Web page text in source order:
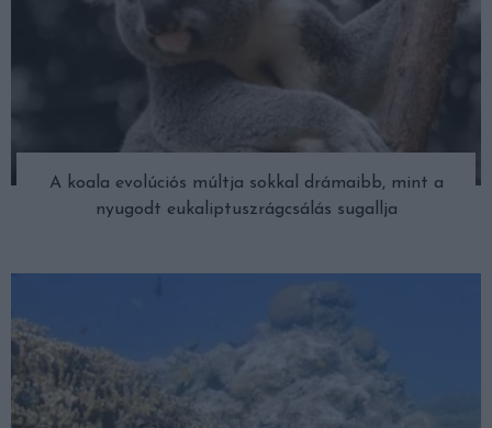
A koala evolúciós múltja sokkal drámaibb, mint a
nyugodt eukaliptuszrágcsálás sugallja